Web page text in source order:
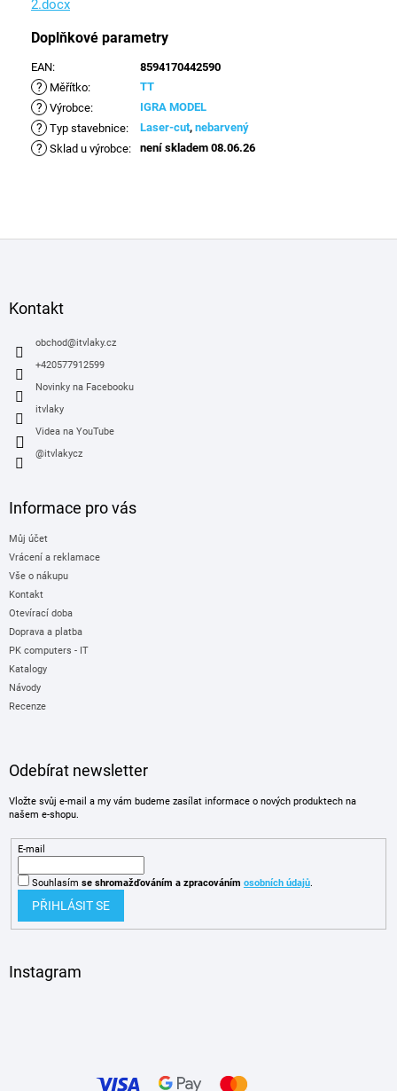
2.docx
Doplňkové parametry
EAN: 8594170442590
? Měřítko: TT
? Výrobce: IGRA MODEL
? Typ stavebnice: Laser-cut, nebarvený
? Sklad u výrobce: není skladem 08.06.26
Kontakt
obchod@itvlaky.cz
+420577912599
Novinky na Facebooku
itvlaky
Videa na YouTube
@itvlakycz
Informace pro vás
Můj účet
Vrácení a reklamace
Vše o nákupu
Kontakt
Otevírací doba
Doprava a platba
PK computers - IT
Katalogy
Návody
Recenze
Odebírat newsletter
Vložte svůj e-mail a my vám budeme zasílat informace o nových produktech na
našem e-shopu.
E-mail
Souhlasím se shromažďováním a zpracováním osobních údajů.
PŘIHLÁSIT SE
Instagram